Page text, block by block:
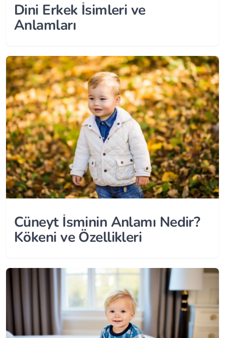
Dini Erkek İsimleri ve
Anlamları
Cüneyt İsminin Anlamı Nedir?
Kökeni ve Özellikleri